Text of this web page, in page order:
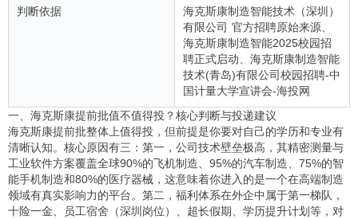
判断依据
海克斯康制造智能技术（深圳）
有限公司 官方招聘原始来源、
海克斯康制造智能2025校园招
聘正式启动、海克斯康制造智能
技术(青岛)有限公司校园招聘-中
国计量大学宣讲会-海投网
一、海克斯康提前批值不值得投？核心判断与投递建议
海克斯康提前批整体上值得投，但前提是你要对自己的学历和专业有
清晰认知。核心原因有三：第一，公司技术壁垒极高，其精密测量与
工业软件方案覆盖全球90%的飞机制造、95%的汽车制造、75%的智
能手机制造和80%的医疗器械，这意味着你进入的是一个在高端制造
领域有真实影响力的平台。第二，福利体系在外企中属于第一梯队，
十险一金、员工宿舍（深圳岗位）、超长假期、学历提升计划等，对